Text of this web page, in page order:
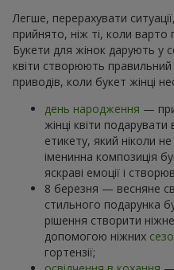
Легше, перерахувати
прийнято, ніж ті, коли варто
Букети для жінок дарують у
квіти створюють
приводів, коли букет жінці
день народження —
жінці квіти
етикету, який ніколи
іменинна композиція
яскраві емоції і
8 березня — весняне
стильного подарунка
рішення створити
допомогою ніжних
гортензії;